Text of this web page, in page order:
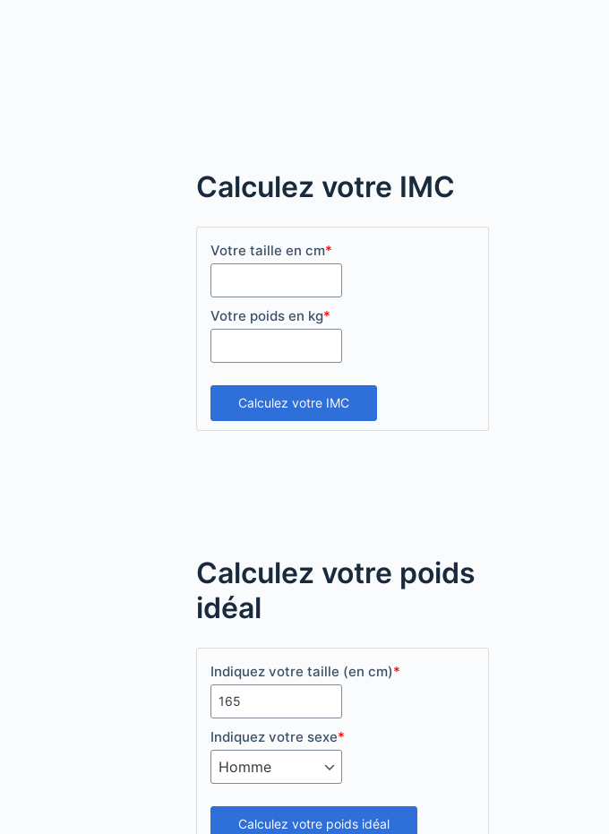
Calculez votre IMC
Votre taille en cm*
Votre poids en kg*
Calculez votre IMC
Calculez votre poids
idéal
Indiquez votre taille (en cm)*
Indiquez votre sexe*
Calculez votre poids idéal